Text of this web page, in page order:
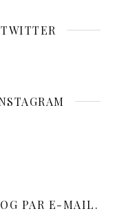
PAR E-MAIL.